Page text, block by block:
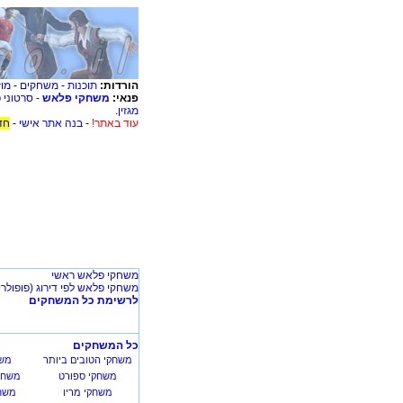
הורדות: תוכנות -משחקים -
פנאי: משחקי פלאש -
מגזין.
עוד באתר! -בנה אתר אישי -
משחקי פלאש ראשי
משחקי פלאש לפי דירוג
לרשימת כל המשחקים
כל המשחקים
משחקי הטובים ביותר
משחקי ספורט
משחקי מריו